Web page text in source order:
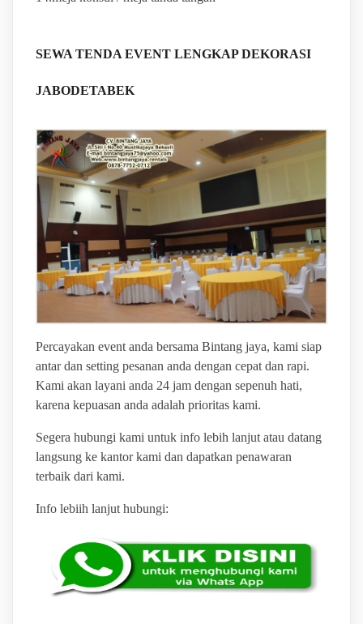
SEWA TENDA EVENT LENGKAP DEKORASI
JABODETABEK
Percayakan event anda bersama Bintang jaya, kami siap
antar dan setting pesanan anda dengan cepat dan rapi.
Kami akan layani anda 24 jam dengan sepenuh hati,
karena kepuasan anda adalah prioritas kami.
Segera hubungi kami untuk info lebih lanjut atau datang
langsung ke kantor kami dan dapatkan penawaran
terbaik dari kami.
Info lebiih lanjut hubungi: